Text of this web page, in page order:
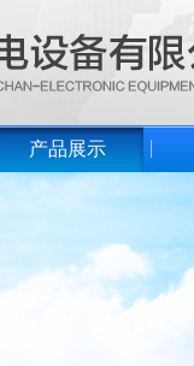
产品展示